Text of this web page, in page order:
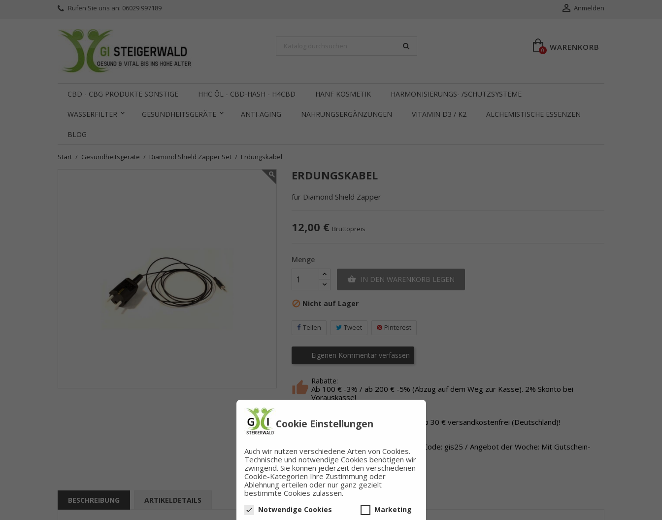
Rufen Sie uns an: 06029 997189  Anmelden
WARENKORB
0
CBD - CBG PRODUKTE SONSTIGE HHC ÖL - CBD-HASH - H4CBD HANF KOSMETIK HARMONISIERUNGS- /SCHUTZSYSTEME
WASSERFILTER GESUNDHEITSGERÄTE ANTI-AGING NAHRUNGSERGÄNZUNGEN VITAMIN D3 / K2 ALCHEMISTISCHE ESSENZEN
BLOG
Start Gesundheitsgeräte Diamond Shield Zapper Set Erdungskabel
ERDUNGSKABEL
für Diamond Shield Zapper
12,00 € Bruttopreis
Menge
 IN DEN WARENKORB LEGEN
 Nicht auf Lager
Teilen Tweet Pinterest
Eigenen Kommentar verfassen
Rabatte:
Ab 100 € -3% / ab 200 € -5% (Abzug auf dem Weg zur Kasse). 2% Skonto bei
Vorauskasse!
Lieferung innerhalb 1 - 3 Tage / ab 30 € versandkostenfrei (Deutschland)!
Neukunden-Gutschein: 5 € mit G-Code: gis25 / Angebot der Woche: Mit Gutschein-
Code
BESCHREIBUNG ARTIKELDETAILS
Cookie Einstellungen
Auch wir nutzen verschiedene Arten von Cookies.
Technische und notwendige Cookies benötigen wir
zwingend. Sie können jederzeit den verschiedenen
Cookie-Kategorien Ihre Zustimmung oder
Ablehnung erteilen oder nur ganz gezielt
bestimmte Cookies zulassen.
Notwendige Cookies Marketing